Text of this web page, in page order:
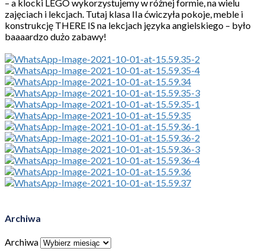
– a klocki LEGO wykorzystujemy w różnej formie, na wielu
zajęciach i lekcjach. Tutaj klasa IIa ćwiczyła pokoje, meble i
konstrukcję THERE IS na lekcjach języka angielskiego – było
baaaardzo dużo zabawy!
Archiwa
Archiwa